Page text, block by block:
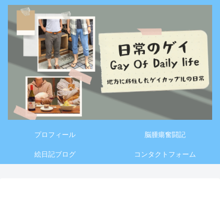
プロフィール 脳腫瘍奮闘記
絵日記ブログ コンタクトフォーム